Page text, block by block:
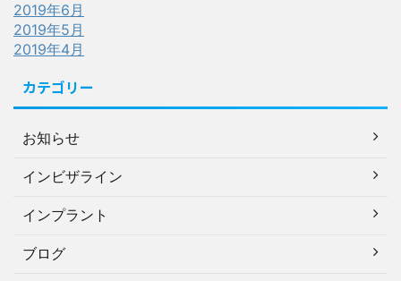
2019年6月
2019年5月
2019年4月
カテゴリー
お知らせ
インビザライン
インプラント
ブログ